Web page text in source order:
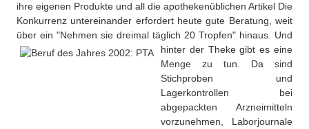
Besonderheiten
Projekte
Preisrätsel
Unsere Linktipps
ihre eigenen Produkte und all die apothekenüblichen Artikel Die
Konkurrenz untereinander erfordert heute gute Beratung, weit
über ein "Nehmen sie dreimal täglich 20 Tropfen" hinaus. Und
hinter der Theke gibt es eine
Menge zu tun. Da sind
Stichproben und
Lagerkontrollen bei
abgepackten Arzneimitteln
vorzunehmen, Laborjournale